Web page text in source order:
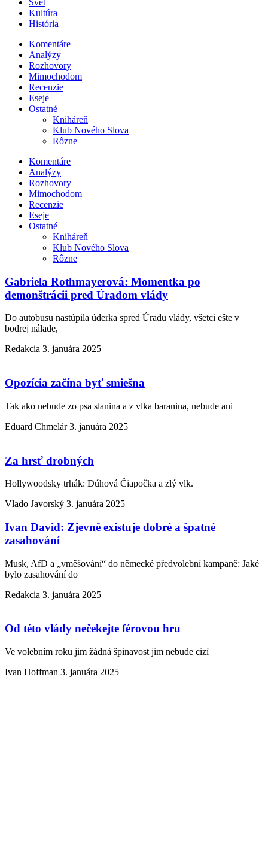
Svet
Kultúra
História
Komentáre
Analýzy
Rozhovory
Mimochodom
Recenzie
Eseje
Ostatné
Kniháreň
Klub Nového Slova
Rôzne
Komentáre
Analýzy
Rozhovory
Mimochodom
Recenzie
Eseje
Ostatné
Kniháreň
Klub Nového Slova
Rôzne
Gabriela Rothmayerová: Momentka po
demonštrácii pred Úradom vlády
Do autobusu nastúpila úderka spred Úradu vlády, všetci ešte v
bodrej nálade,
Redakcia 3. januára 2025
Opozícia začína byť smiešna
Tak ako nebude zo psa slanina a z vlka baranina, nebude ani
Eduard Chmelár3. januára 2025
Za hrsť drobných
Hollywoodsky trhák: Dúhová Čiapočka a zlý vlk.
Vlado Javorský 3. januára 2025
Ivan David: Zjevně existuje dobré a špatné
zasahování
Musk, AfD a „vměšování“ do německé předvolební kampaně: Jaké
bylo zasahování do
Redakcia 3. januára 2025
Od této vlády nečekejte férovou hru
Ve volebním roku jim žádná špinavost jim nebude cizí
Ivan Hoffman 3. januára 2025